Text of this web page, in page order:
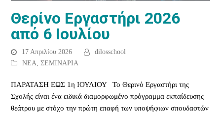
Θερίνο Εργαστήρι 2026
από 6 Ιουλίου
17 Απριλίου 2026
dilosschool
ΝΕΑ ,ΣΕΜΙΝΑΡΙΑ
ΠΑΡΑΤΑΣΗ ΕΩΣ 1η ΙΟΥΛΙΟΥ Το Θερινό Εργαστήρι της
Σχολής είναι ένα ειδικά διαμορφωμένο πρόγραμμα εκπαίδευσης
θεάτρου με στόχο την πρώτη επαφή των υποψήφιων σπουδαστών